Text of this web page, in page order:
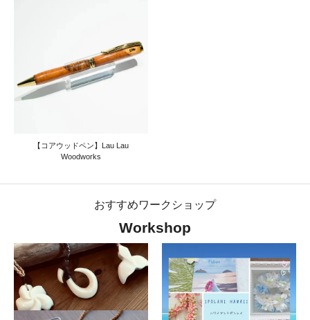
【コアウッドペン】Lau Lau
Woodworks
おすすめワークショップ
Workshop